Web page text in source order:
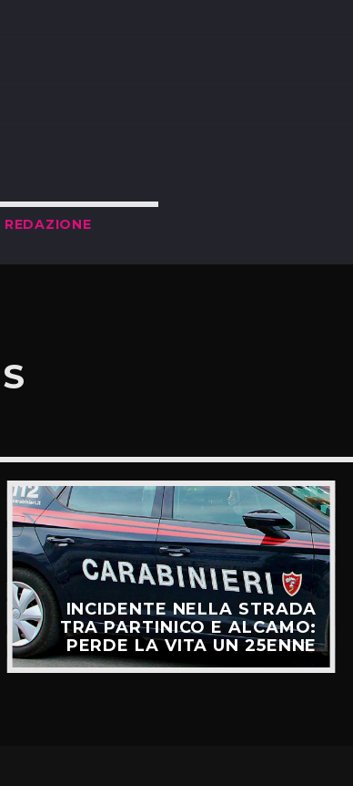
REDAZIONE
INCIDENTE NELLA STRADA
TRA PARTINICO E ALCAMO:
PERDE LA VITA UN 25ENNE